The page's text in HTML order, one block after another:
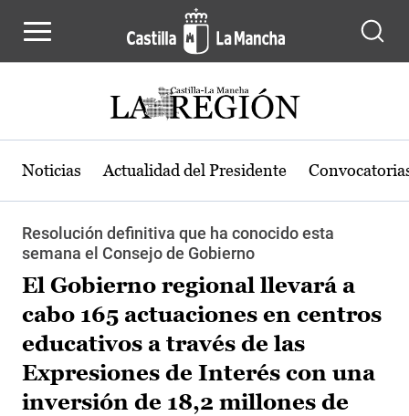
Noticias Actualidad del Presidente
Resolución definitiva que ha conocido esta
semana el Consejo de Gobierno
El Gobierno regional llevará a
cabo 165 actuaciones en centros
educativos a través de las
Expresiones de Interés con una
inversión de 18,2 millones de